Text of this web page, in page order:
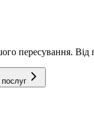
пересування.